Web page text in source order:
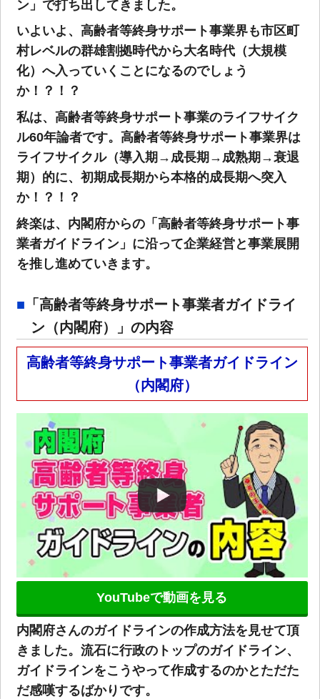
ン」で打ち出してきました。
いよいよ、高齢者等終身サポート事業界も市区町
村レベルの群雄割拠時代から大名時代（大規模
化）へ入っていくことになるのでしょう
か！？！？
私は、高齢者等終身サポート事業のライフサイク
ル60年論者です。高齢者等終身サポート事業界は
ライフサイクル（導入期→成長期→成熟期→衰退
期）的に、初期成長期から本格的成長期へ突入
か！？！？
終楽は、内閣府からの「高齢者等終身サポート事
業者ガイドライン」に沿って企業経営と事業展開
を推し進めていきます。
「高齢者等終身サポート事業者ガイドライ
ン（内閣府）」の内容
高齢者等終身サポート事業者ガイドライン
（内閣府）
YouTubeで動画を見る
内閣府さんのガイドラインの作成方法を見せて頂
きました。流石に行政のトップのガイドライン、
ガイドラインをこうやって作成するのかとただた
だ感嘆するばかりです。